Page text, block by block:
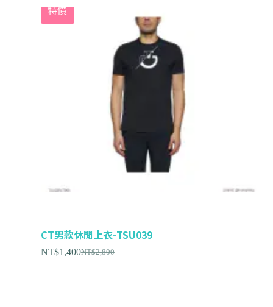
特價
CT男款休閒上衣-TSU039
NT$2,800
NT$1,400